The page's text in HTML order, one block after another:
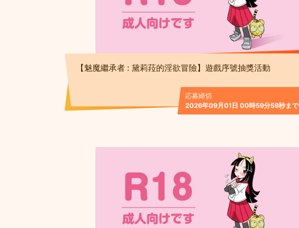
【魅魔繼承者 : 黛莉菈的淫欲冒險】遊戲序號抽獎活動
応募締切
2026年09月01日 00時59分59秒まで